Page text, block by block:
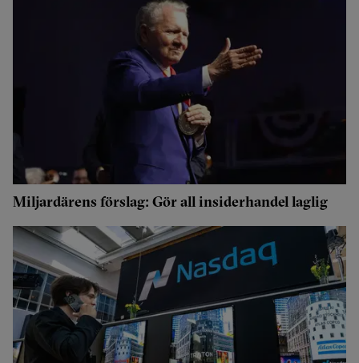
Miljardärens förslag: Gör all insiderhandel laglig